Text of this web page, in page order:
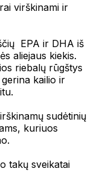
virškinami ir
EPA ir DHA iš
aliejaus kiekis.
riebalų rūgštys
kailio ir
sudėtinių
kuriuos
takų sveikatai